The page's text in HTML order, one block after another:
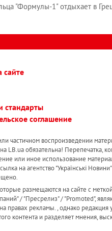
"Формулы-1" отдыхает в
сайте
стандарты
соглашение
частичном воспроизведении
LB.ua обязательна! Перепечатка,
или иное использование
на агентство "Українськi
размещаются на сайте с
/ "Пресрелиз" / "Promoted",
правах рекламы. , однако редакция
контента и разделяет мнения,